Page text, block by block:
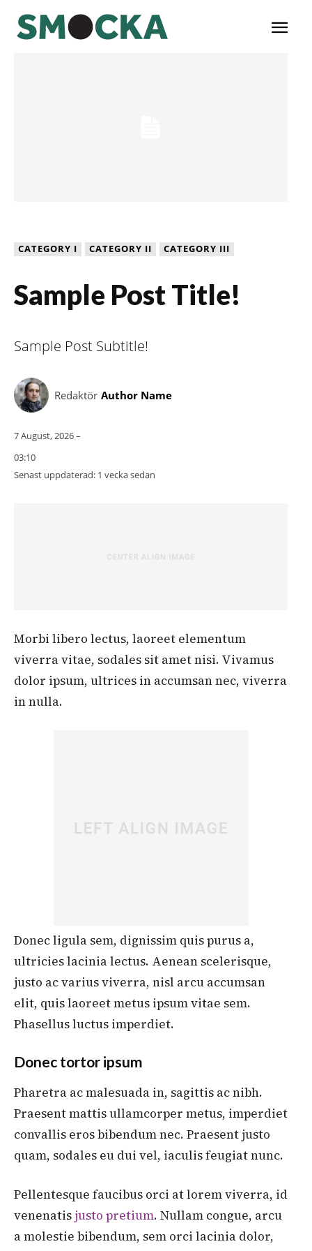
CATEGORY I CATEGORY II CATEGORY III
Sample Post Title!
Sample Post Subtitle!
Redaktör Author Name
7 August, 2026 –
03:10
Senast uppdaterad: 1 vecka sedan
Morbi libero lectus, laoreet elementum
viverra vitae, sodales sit amet nisi. Vivamus
dolor ipsum, ultrices in accumsan nec, viverra
in nulla.
Donec ligula sem, dignissim quis purus a,
ultricies lacinia lectus. Aenean scelerisque,
justo ac varius viverra, nisl arcu accumsan
elit, quis laoreet metus ipsum vitae sem.
Phasellus luctus imperdiet.
Donec tortor ipsum
Pharetra ac malesuada in, sagittis ac nibh.
Praesent mattis ullamcorper metus, imperdiet
convallis eros bibendum nec. Praesent justo
quam, sodales eu dui vel, iaculis feugiat nunc.
Pellentesque faucibus orci at lorem viverra, id
venenatis justo pretium. Nullam congue, arcu
a molestie bibendum, sem orci lacinia dolor,